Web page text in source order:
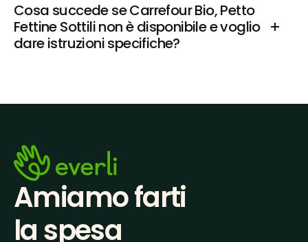
Cosa succede se Carrefour Bio, Petto
Fettine Sottili non è disponibile e voglio
dare istruzioni specifiche?
Amiamo farti
la spesa